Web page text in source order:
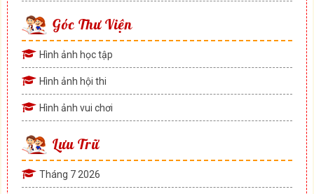
Góc Thư Viện
Hình ảnh học tập
Hình ảnh hội thi
Hình ảnh vui chơi
Lưu Trữ
Tháng 7 2026